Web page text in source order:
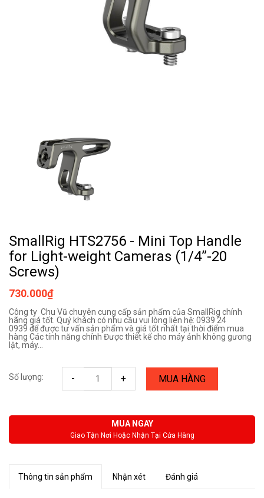
SmallRig HTS2756 - Mini Top Handle
for Light-weight Cameras (1/4”-20
Screws)
730.000₫
Công ty Chu Vũ chuyên cung cấp sản phẩm của SmallRig chính
hãng giá tốt. Quý khách có nhu cầu vui lòng liên hệ: 0939 24
0939 để được tư vấn sản phẩm và giá tốt nhất tại thời điểm mua
hàng Các tính năng chính Được thiết kế cho máy ảnh không gương
lật, máy...
Số lượng: - + MUA HÀNG
MUA NGAY
Giao Tận Nơi Hoặc Nhận Tại Cửa Hàng
Thông tin sản phẩm Nhận xét Đánh giá